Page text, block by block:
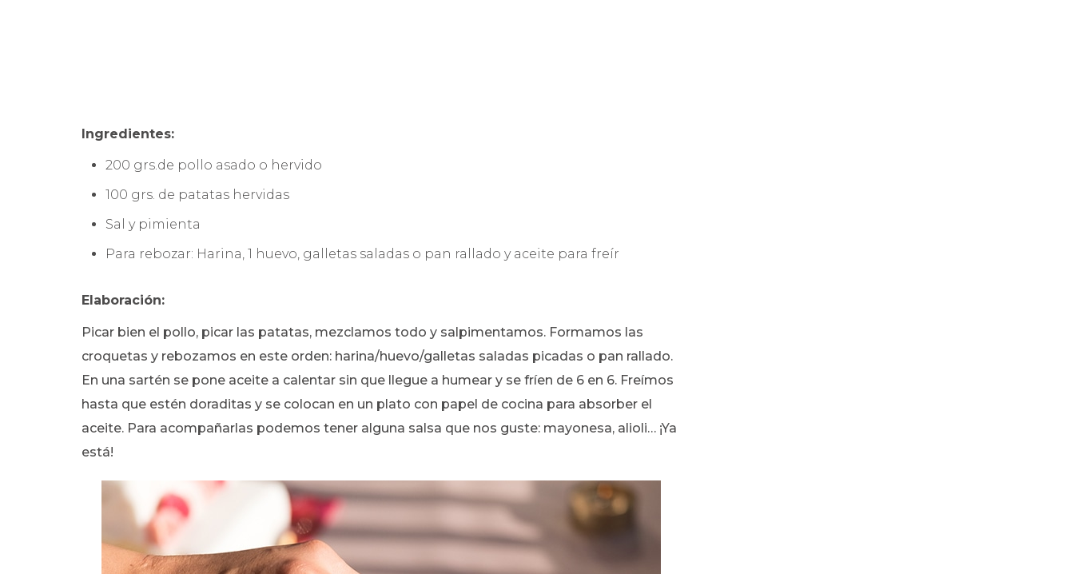
Ingredientes:
200 grs.de pollo asado o hervido
100 grs. de patatas hervidas
Sal y pimienta
Para rebozar: Harina, 1 huevo, galletas saladas o pan rallado y aceite para freír
Elaboración:
Picar bien el pollo, picar las patatas, mezclamos todo y salpimentamos. Formamos las
croquetas y rebozamos en este orden: harina/huevo/galletas saladas picadas o pan rallado.
En una sartén se pone aceite a calentar sin que llegue a humear y se fríen de 6 en 6. Freímos
hasta que estén doraditas y se colocan en un plato con papel de cocina para absorber el
aceite. Para acompañarlas podemos tener alguna salsa que nos guste: mayonesa, alioli… ¡Ya
está!